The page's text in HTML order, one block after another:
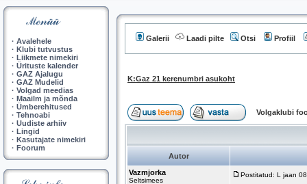
· Avalehele
· Klubi tutvustus
· Liikmete nimekiri
· Ürituste kalender
· GAZ Ajalugu
· GAZ Mudelid
· Volgad meedias
· Maailm ja mõnda
· Ümberehitused
· Tehnoabi
· Uudiste arhiiv
· Lingid
· Kasutajate nimekiri
· Foorum
Galerii Laadi pilte Otsi Profiil
K:Gaz 21 kerenumbri asukoht
Volgaklubi
Autor
Vazmjorka
Seltsimees
Postitatud: L jaan